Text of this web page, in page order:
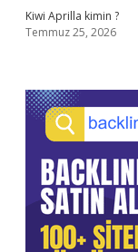
Kiwi Aprilla kimin ?
Temmuz 25, 2026